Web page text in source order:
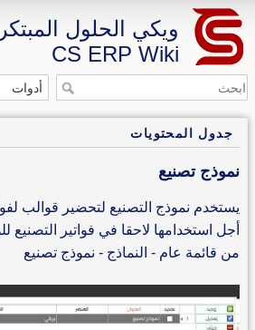
ويكي الحلول
CS ERP Wiki
جدول المحتويات
نموذج تصنيع
يستخدم نموذج التصنيع لتحضير قوالب
أجل استخدامها لاحقا في فواتير التصنيع
من قائمة عام - النماذج - نموذج تصنيع